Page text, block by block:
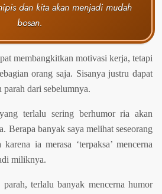
dan kita akan menjadi mudah
bosan.
membangkitkan motivasi kerja, tetapi
orang saja. Sisanya justru dapat
dari sebelumnya.
terlalu sering berhumor ria akan
Berapa banyak saya melihat seseorang
ia merasa ‘terpaksa’ mencerna
miliknya.
terlalu banyak mencerna humor